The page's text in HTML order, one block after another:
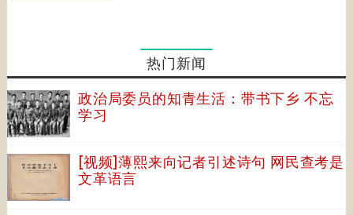
热门新闻
政治局委员的知青生活：带书下乡 不忘
学习
[视频]薄熙来向记者引述诗句 网民查考是
文革语言